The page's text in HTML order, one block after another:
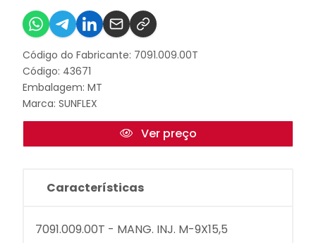
Código do Fabricante: 7091.009.00T
Código: 43671
Embalagem: MT
Marca: SUNFLEX
Ver preço
Características
7091.009.00T - MANG. INJ. M-9X15,5